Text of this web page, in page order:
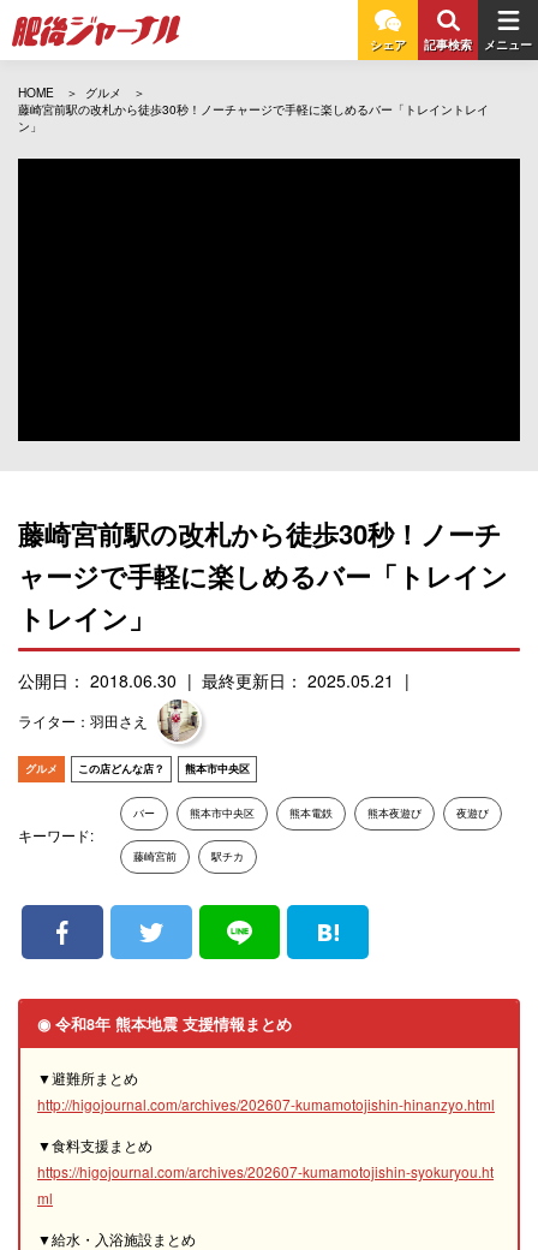
シェア 記事検索 メニュー
HOME
グルメ
藤崎宮前駅の改札から徒歩30秒！ノーチャージで手軽に楽しめるバー「トレイントレイ
ン」
藤崎宮前駅の改札から徒歩30秒！ノーチ
ャージで手軽に楽しめるバー「トレイン
トレイン」
公開日： 2018.06.30 最終更新日： 2025.05.21
ライター：羽田さえ
グルメ この店どんな店？ 熊本市中央区
キーワード:
バー 熊本市中央区 熊本電鉄 熊本夜遊び 夜遊び
藤崎宮前 駅チカ
◉ 令和8年 熊本地震 支援情報まとめ
▼避難所まとめ
http://higojournal.com/archives/202607-kumamotojishin-hinanzyo.html
▼食料支援まとめ
https://higojournal.com/archives/202607-kumamotojishin-syokuryou.ht
ml
▼給水・入浴施設まとめ